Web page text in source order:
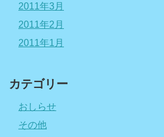
2011年3月
2011年2月
2011年1月
カテゴリー
おしらせ
その他